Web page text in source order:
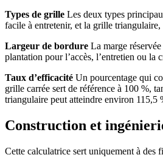
Types de grille Les deux types
facile à entretenir, et la grille triangulaire,
Largeur de bordure La marge
plantation pour l’accès, l’entretien ou la
Taux d’efficacité Un pourcentage qui
grille carrée sert de référence à 100 %,
triangulaire peut atteindre environ 115,5
Construction et
Cette calculatrice sert uniquement à des